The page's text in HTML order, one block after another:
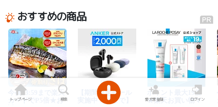
います。テラスわんちゃんOK。屋根もあ
り、人気です
おすすめの商品
トップページ 検索 愛犬家登録 ログイン